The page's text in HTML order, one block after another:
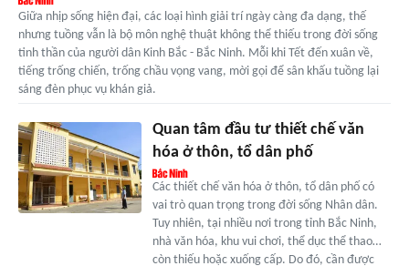
Giữa nhịp sống hiện đại, các loại hình giải trí ngày càng đa dạng, thế
nhưng tuồng vẫn là bộ môn nghệ thuật không thể thiếu trong đời sống
tinh thần của người dân Kinh Bắc - Bắc Ninh. Mỗi khi Tết đến xuân về,
tiếng trống chiến, trống chầu vọng vang, mời gọi để sân khấu tuồng lại
sáng đèn phục vụ khán giả.
Quan tâm đầu tư thiết chế văn
hóa ở thôn, tổ dân phố
Các thiết chế văn hóa ở thôn, tổ dân phố có
vai trò quan trọng trong đời sống Nhân dân.
Tuy nhiên, tại nhiều nơi trong tỉnh Bắc Ninh,
nhà văn hóa, khu vui chơi, thể dục thể thao…
còn thiếu hoặc xuống cấp. Do đó, cần được